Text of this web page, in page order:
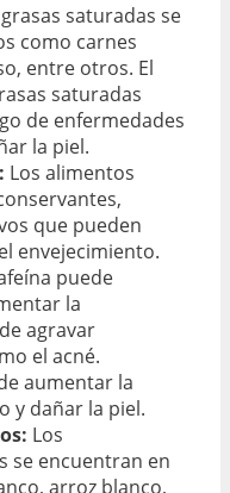
saturadas se
como carnes
entre otros. El
saturadas
de enfermedades
la piel.
Los alimentos
que pueden
envejecimiento.
puede
la
agravar
el acné.
aumentar la
y dañar la piel.
Los
se encuentran en
arroz blanco,